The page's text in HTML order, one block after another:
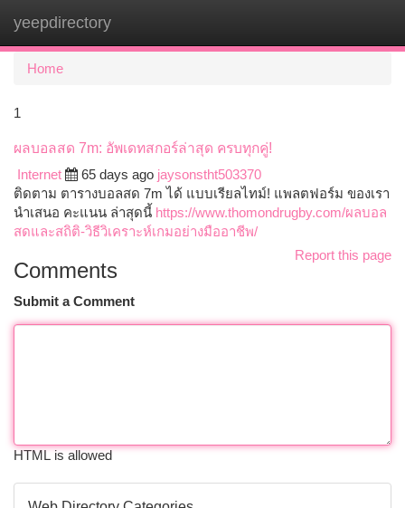
yeepdirectory
Home
1
ผลบอลสด 7m: อัพเดทสกอร์ล่าสุด ครบทุกคู่!
Internet
65 days ago jaysonstht503370
ติดตาม ตารางบอลสด 7m ได้ แบบเรียลไทม์! แพลตฟอร์ม ของเรา
นำเสนอ คะแนน ล่าสุดนี้ https://www.thomondrugby.com/ผลบอล
สดและสถิติ-วิธีวิเคราะห์เกมอย่างมืออาชีพ/
Report this page
Comments
Submit a Comment
HTML is allowed